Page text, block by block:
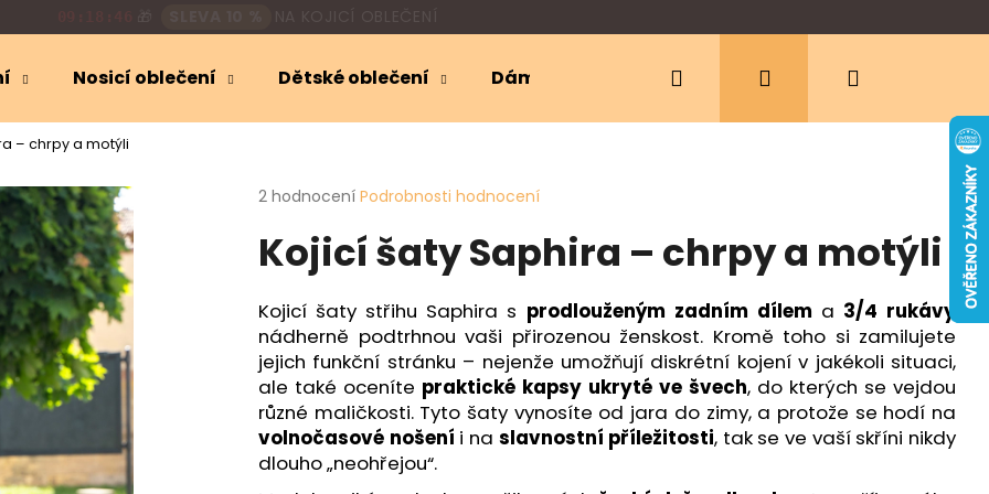
Nosicí oblečení Dětské oblečení Dámské oblečení Ergonomická nosítka
Hledat PřihlášeníNákupní
– chrpy a motýli
Průměrné
produktu
je
z
5
hvězdiček.
2 hodnocení Podrobnosti hodnocení
Kojicí šaty Saphira – chrpy a motýli
Kojicí šaty střihu Saphira s prodlouženým zadním dílem a 3/4 rukávy
nádherně podtrhnou vaši přirozenou ženskost. Kromě toho si zamilujete
jejich funkční stránku – nejenže umožňují diskrétní kojení v jakékoli situaci,
ale také oceníte praktické kapsy ukryté ve švech, do kterých se vejdou
různé maličkosti. Tyto šaty vynosíte od jara do zimy, a protože se hodí na
volnočasové nošení i na slavnostní příležitosti, tak se ve vaší skříni nikdy
dlouho „neohřejou“.
Co potřebujete najít?
HLEDAT
Doporučujeme